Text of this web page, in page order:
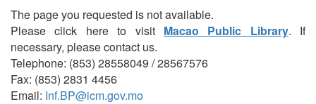
The page you requested is not available.
Please click here to visit Macao Public Library. If
necessary, please contact us.
Telephone: (853) 28558049 / 28567576
Fax: (853) 2831 4456
Email: Inf.BP@icm.gov.mo